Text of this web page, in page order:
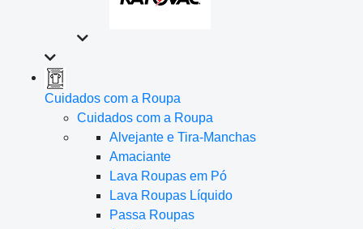
Cuidados com a Roupa
Cuidados com a Roupa
Alvejante e Tira-Manchas
Amaciante
Lava Roupas em Pó
Lava Roupas Líquido
Passa Roupas